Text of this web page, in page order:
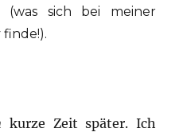
(was sich bei meiner
kurze Zeit später. Ich